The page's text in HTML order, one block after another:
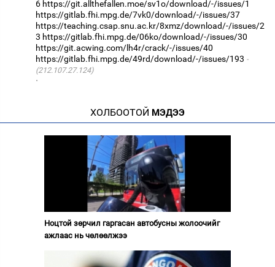
6 https://git.allthefallen.moe/sv1o/download/-/issues/1
https://gitlab.fhi.mpg.de/7vk0/download/-/issues/37
https://teaching.csap.snu.ac.kr/8xmz/download/-/issues/2
3 https://gitlab.fhi.mpg.de/06ko/download/-/issues/30
https://git.acwing.com/lh4r/crack/-/issues/40
https://gitlab.fhi.mpg.de/49rd/download/-/issues/193
(212.107.27.124)
·
ХОЛБООТОЙ МЭДЭЭ
Ноцтой зөрчил гаргасан автобусны жолоочийг
ажлаас нь чөлөөлжээ